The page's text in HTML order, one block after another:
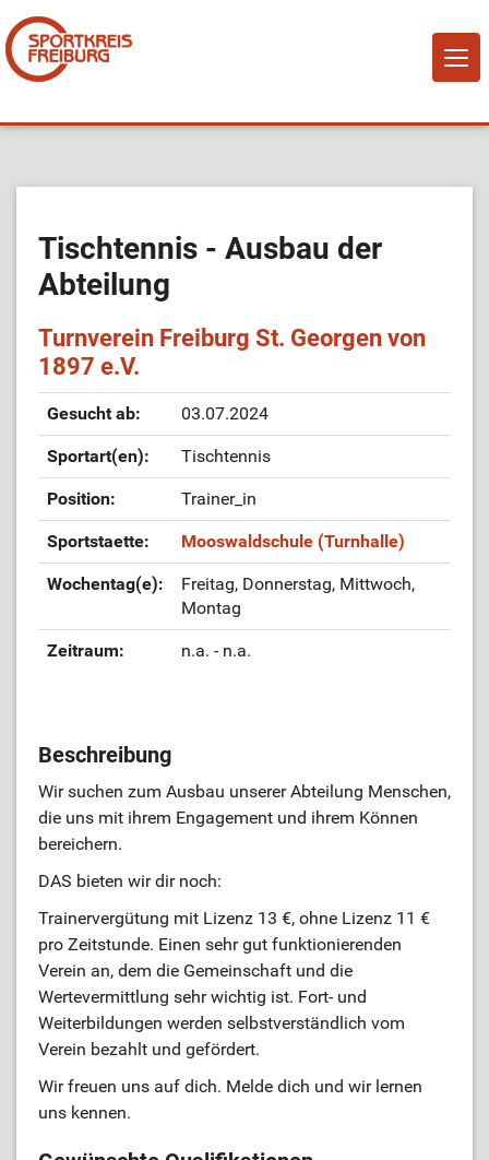
Mitglied werden!
Vereine
Sportangebote
Sportstätten
ÜL-Börse
Tischtennis - Ausbau der
Abteilung
Turnverein Freiburg St. Georgen von
1897 e.V.
Gesucht ab: 03.07.2024
Sportart(en): Tischtennis
Position: Trainer_in
Sportstaette: Mooswaldschule (Turnhalle)
Wochentag(e):
Freitag, Donnerstag, Mittwoch,
Montag
Zeitraum: n.a. - n.a.
Beschreibung
Wir suchen zum Ausbau unserer Abteilung Menschen,
die uns mit ihrem Engagement und ihrem Können
bereichern.
DAS bieten wir dir noch:
Trainervergütung mit Lizenz 13 €, ohne Lizenz 11 €
pro Zeitstunde. Einen sehr gut funktionierenden
Verein an, dem die Gemeinschaft und die
Wertevermittlung sehr wichtig ist. Fort- und
Weiterbildungen werden selbstverständlich vom
Verein bezahlt und gefördert.
Wir freuen uns auf dich. Melde dich und wir lernen
uns kennen.